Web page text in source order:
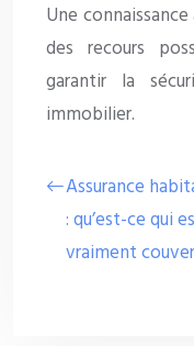
Une
des recours
garantir la
immobilier.
Assurance
: qu’est-ce qui
vraiment